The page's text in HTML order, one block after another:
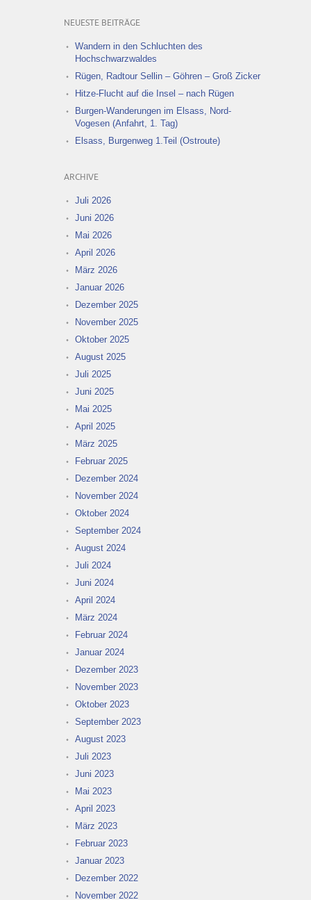
NEUESTE BEITRÄGE
Wandern in den Schluchten des
Hochschwarzwaldes
Rügen, Radtour Sellin – Göhren – Groß Zicker
Hitze-Flucht auf die Insel – nach Rügen
Burgen-Wanderungen im Elsass, Nord-
Vogesen (Anfahrt, 1. Tag)
Elsass, Burgenweg 1.Teil (Ostroute)
ARCHIVE
Juli 2026
Juni 2026
Mai 2026
April 2026
März 2026
Januar 2026
Dezember 2025
November 2025
Oktober 2025
August 2025
Juli 2025
Juni 2025
Mai 2025
April 2025
März 2025
Februar 2025
Dezember 2024
November 2024
Oktober 2024
September 2024
August 2024
Juli 2024
Juni 2024
April 2024
März 2024
Februar 2024
Januar 2024
Dezember 2023
November 2023
Oktober 2023
September 2023
August 2023
Juli 2023
Juni 2023
Mai 2023
April 2023
März 2023
Februar 2023
Januar 2023
Dezember 2022
November 2022